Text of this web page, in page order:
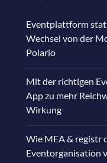
Eventplattform
Wechsel von der
Polario
Mit der richtigen
App zu mehr
Wirkung
Wie MEA & registr
Eventorganisation